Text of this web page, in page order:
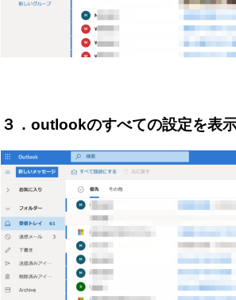
３．outlookのすべての設定を表